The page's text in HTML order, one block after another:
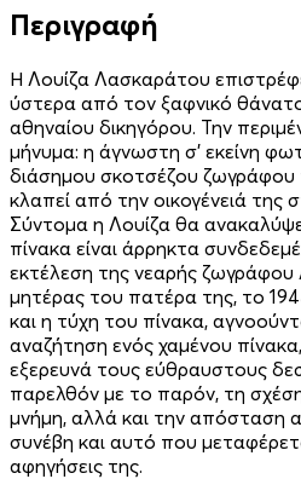
Περιγραφή
Η Λουίζα Λασκαράτου
ύστερα από τον ξαφνικό
αθηναίου δικηγόρου. Την
μήνυμα: η άγνωστη σ’ εκείνη
διάσημου σκοτσέζου ζωγράφου
κλαπεί από την οικογένειά της
Σύντομα η Λουίζα θα
πίνακα είναι άρρηκτα
εκτέλεση της νεαρής ζωγράφου
μητέρας του πατέρα της, το
και η τύχη του πίνακα,
αναζήτηση ενός χαμένου
εξερευνά τους εύθραυστους
παρελθόν με το παρόν, τη
μνήμη, αλλά και την απόσταση
συνέβη και αυτό που
αφηγήσεις της.